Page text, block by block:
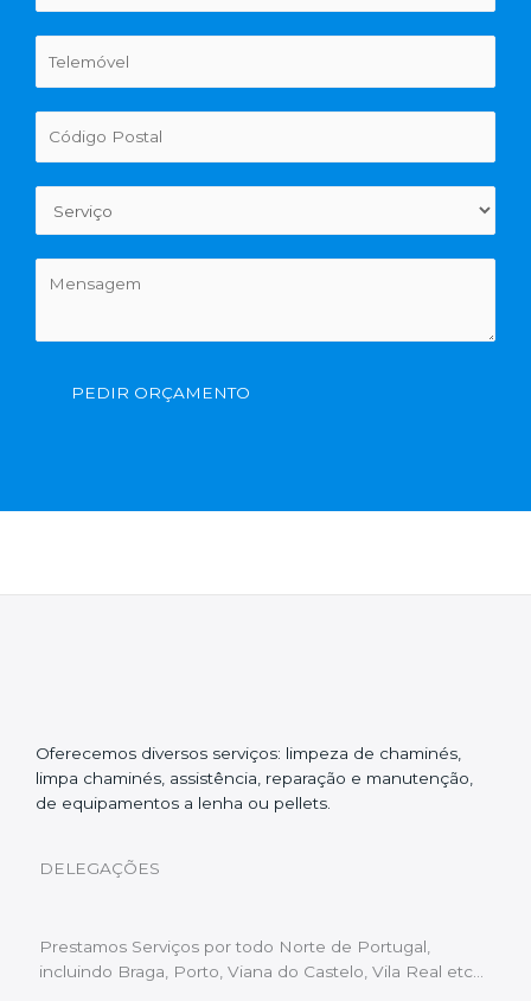
PEDIR ORÇAMENTO
Oferecemos diversos serviços: limpeza de chaminés,
limpa chaminés, assistência, reparação e manutenção,
de equipamentos a lenha ou pellets.
DELEGAÇÕES
Prestamos Serviços por todo Norte de Portugal,
incluindo Braga, Porto, Viana do Castelo, Vila Real etc…